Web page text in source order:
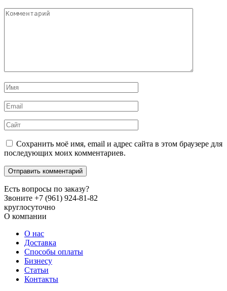
Комментарий
Имя
*
Email
*
Сайт
Сохранить моё имя, email и адрес сайта в этом браузере для
последующих моих комментариев.
Есть вопросы по заказу?
Звоните +7 (961) 924-81-82
круглосуточно
О компании
О нас
Доставка
Способы оплаты
Бизнесу
Статьи
Контакты